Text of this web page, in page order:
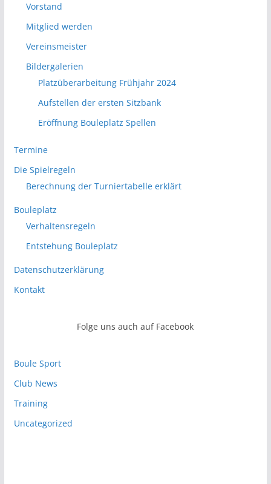
Vorstand
Mitglied werden
Vereinsmeister
Bildergalerien
Platzüberarbeitung Frühjahr 2024
Aufstellen der ersten Sitzbank
Eröffnung Bouleplatz Spellen
Termine
Die Spielregeln
Berechnung der Turniertabelle erklärt
Bouleplatz
Verhaltensregeln
Entstehung Bouleplatz
Datenschutzerklärung
Kontakt
Folge uns auch auf Facebook
Boule Sport
Club News
Training
Uncategorized